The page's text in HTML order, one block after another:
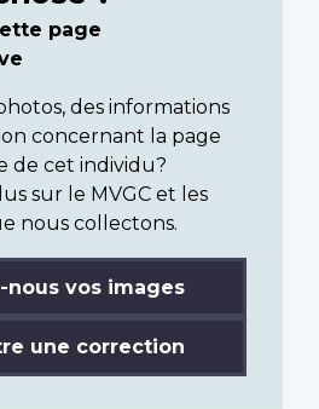
page
des informations
concernant la page
de cet individu?
sur le MVGC et les
nous collectons.
nous vos images
une correction